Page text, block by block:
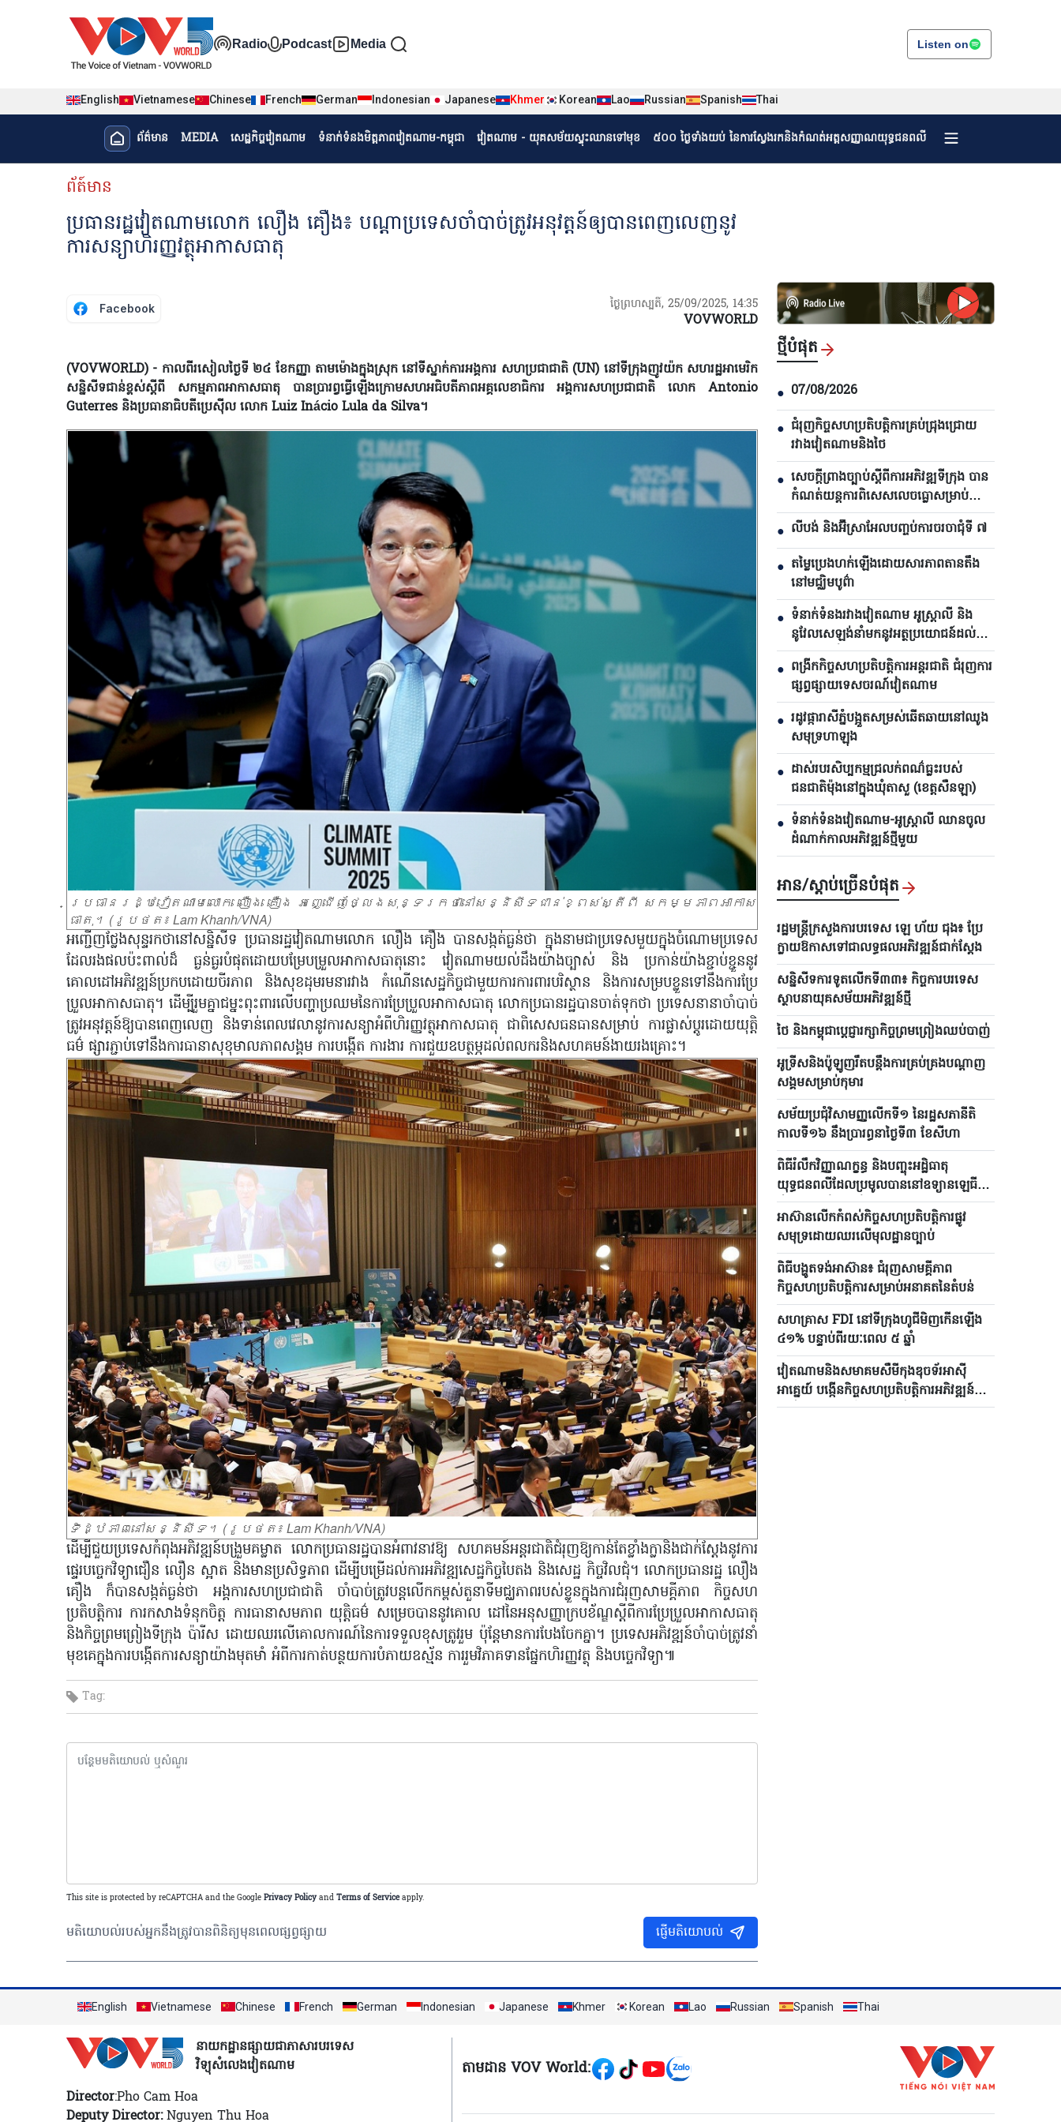
Đa phương tiện tiếng Khmer
Radio Podcast Media Listen on
English Vietnamese Chinese French German Indonesian Japanese Khmer Korean Lao Russian Spanish Thai
Menu trang chủ tiếng Khmer
ព័ត៌មាន​ MEDIA សេដ្ឋកិច្ចវៀតណាម ទំនាក់ទំនងមិត្តភាពវៀតណាម-កម្ពុជា វៀតណាម - យុគសម័យស្ទុះឈានទៅមុខ ៥០០ ថ្ងៃទាំងយប់ នៃការស្វែងរកនិងកំណត់អត្តសញ្ញាណយុទ្ធជនពលី
menu phụ tiếng Khmer
ព័ត៍មាន
ប្រធានរដ្ឋវៀតណាមលោក លឿង គឿង៖ បណ្តាប្រទេសចាំបាច់ត្រូវអនុវត្តន៍ឲ្យបានពេញលេញនូវ
ការសន្យាហិរញ្ញវត្ថុអាកាសធាតុ
Facebook ថ្ងៃព្រហស្បតិ៍, 25/09/2025, 14:35
VOVWORLD
(VOVWORLD) - កាលពីរសៀលថ្ងៃទី ២៤ ខែកញ្ញា តាមម៉ោងក្នុងស្រុក នៅទីស្នាក់ការអង្គការ សហប្រជាជាតិ (UN) នៅទីក្រុងញូវយ៉ក សហរដ្ឋអាមេរិក
សន្និសីទជាន់ខ្ពស់ស្តីពី សកម្មភាពអាកាសធាតុ បានប្រារព្វធ្វើឡើងក្រោមសហអធិបតីភាពអគ្គលេខាធិការ អង្គការសហប្រជាជាតិ លោក Antonio
Guterres និងប្រធានាធិបតីប្រេស៊ីល លោក Luiz Inácio Lula da Silva។
ប្រធានរដ្ឋវៀតណាមលោក លឿង គឿង អញ្ជើញថ្លែងសុន្ទរកថានៅសន្និសីទជាន់ខ្ពស់ស្តីពី សកម្មភាពអាកាស
ធាតុ។ (រូបថត៖ Lam Khanh/VNA)
អញ្ជើញថ្លែងសុន្ទរកថានៅសន្និសីទ ប្រធានរដ្ឋវៀតណាមលោក លឿង គឿង បានសង្កត់ធ្ងន់ថា ក្នុងនាមជាប្រទេសមួយក្នុងចំណោមប្រទេស
ដែលរងផលប៉ះពាល់ដ៏ ធ្ងន់ធ្ងរបំផុតដោយបម្រែបម្រួលអាកាសធាតុនោះ វៀតណាមយល់ដឹងយ៉ាងច្បាស់ និង ប្រកាន់យ៉ាងខ្ជាប់ខ្ជួននូវ
គោលដៅអភិវឌ្ឍន៍ប្រកបដោយចីរភាព និងសុខដុមរមនារវាង កំណើនសេដ្ឋកិច្ចជាមួយការការពារបរិស្ថាន និងការសម្របខ្លួនទៅនឹងការប្រែ
ប្រួលអាកាសធាតុ។ ដើម្បីរួមគ្នាជម្នះពុះពារលើបញ្ហាប្រឈមនៃការប្រែប្រួលអាកាសធាតុ លោកប្រធានរដ្ឋបានចាត់ទុកថា ប្រទេសនានាចាំបាច់
ត្រូវអនុវត្តន៍ឱ្យបានពេញលេញ និងទាន់ពេលវេលានូវការសន្យាអំពីហិរញ្ញវត្ថុអាកាសធាតុ ជាពិសេសធនធានសម្រាប់ ការផ្លាស់ប្តូរដោយយុត្តិ
ធម៌ ផ្សារភ្ជាប់ទៅនឹងការធានាសុខុមាលភាពសង្គម ការបង្កើត ការងារ ការជួយឧបត្ថម្ភដល់ពលករនិងសហគមន៍ងាយរងគ្រោះ។
ទិដ្ឋភាពនៅសន្និសីទ។ (រូបថត៖ Lam Khanh/VNA)
ដើម្បីជួយប្រទេសកំពុងអភិវឌ្ឍន៍បង្រួមគម្លាត លោកប្រធានរដ្ឋបានអំពាវនាវឱ្យ សហគមន៍អន្តរជាតិជំរុញឱ្យកាន់តែខ្លាំងក្លានិងជាក់ស្ដែងនូវការ
ផ្ទេរបច្ចេកវិទ្យាជឿន លឿន ស្អាត និងមានប្រសិទ្ធភាព ដើម្បីបម្រើដល់ការអភិវឌ្ឍសេដ្ឋកិច្ចបៃតង និងសេដ្ឋ កិច្ចវិលជុំ។ លោកប្រធានរដ្ឋ លឿង
គឿង ក៏បានសង្កត់ធ្ងន់ថា អង្គការសហប្រជាជាតិ ចាំបាច់ត្រូវបន្តលើកកម្ពស់តួនាទីមជ្ឈភាពរបស់ខ្លួនក្នុងការជំរុញសាមគ្គីភាព កិច្ចសហ
ប្រតិបត្តិការ ការកសាងទំនុកចិត្ត ការធានាសមភាព យុត្តិធម៌ សម្រេចបាននូវគោល ដៅនៃអនុសញ្ញាក្របខ័ណ្ឌស្តីពីការប្រែប្រួលអាកាសធាតុ
និងកិច្ចព្រមព្រៀងទីក្រុង ប៉ារីស ដោយឈរលើគោលការណ៍នៃការទទួលខុសត្រូវរួម ប៉ុន្តែមានការបែងចែកគ្នា។ ប្រទេសអភិវឌ្ឍន៍ចាំបាច់ត្រូវនាំ
មុខគេក្នុងការបង្កើតការសន្យាយ៉ាងមុតមាំ អំពីការកាត់បន្ថយការបំភាយឧស្ម័ន ការរួមវិភាគទានផ្នែកហិរញ្ញវត្ថុ និងបច្ចេកវិទ្យា៕
Tag:
This site is protected by reCAPTCHA and the Google Privacy Policy and Terms of Serviceapply.
មតិយោបល់របស់អ្នកនឹងត្រូវបានពិនិត្យមុនពេលផ្សព្វផ្សាយ ផ្ញើមតិយោបល់
ថ្មីបំផុត
● 07/08/2026
● ជំរុញកិច្ចសហប្រតិបត្តិការគ្រប់ជ្រុងជ្រោយ
រវាងវៀតណាមនិងថៃ
● សេចក្តីព្រាងច្បាប់ស្តីពីការអភិវឌ្ឍទីក្រុង បាន​
កំណត់យន្តការពិសេសលេចធ្លោសម្រាប់
ទីក្រុងហូជីមិញ
● លីបង់ និងអ៊ីស្រាអែលបញ្ចប់ការចរចាជុំទី ៧​
● តម្លៃប្រេងហក់ឡើងដោយសារភាពតានតឹង
នៅមជ្ឈិមបូព៌ា
● ទំនាក់ទំនងរវាងវៀតណាម អូស្ត្រាលី និង
នូវែលសេឡង់នាំមកនូវអត្ថប្រយោជន៍ដល់
គ្រប់ភាគីទាំងអស់
● ពង្រីកកិច្ចសហប្រតិបត្តិការអន្តរជាតិ ជំរុញការ
ផ្សព្វផ្សាយទេសចរណ៍វៀតណាម
● រដូវផ្ការាសីភ្នំបង្អួតសម្រស់ឆើតឆាយនៅឈូង
សមុទ្រហាឡុង
● ដាស់របរសិប្បកម្មជ្រលក់ពណ៌ធ្លះរបស់
ជនជាតិម៉ុងនៅក្នុងឃុំតាសួ (ខេត្តសឺនឡា)
● ទំនាក់ទំនងវៀតណាម-អូស្ត្រាលី ឈាន​ចូល
ដំណាក់កាលអភិវឌ្ឍន៍ថ្មីមួយ
អាន/ស្តាប់ច្រើនបំផុត
រដ្ឋមន្ត្រីក្រសួងការបរទេស ឡេ ហ័យ ជុង៖ ប្រែ
ក្លាយឱកាសទៅជាលទ្ធផលអភិវឌ្ឍន៍ជាក់ស្តែង
សន្និសីទការទូតលើកទី៣៣៖ កិច្ចការបរទេស
ស្ថាបនាយុគសម័យអភិវឌ្ឍន៍ថ្មី
ថៃ និងកម្ពុជាប្តេជ្ញារក្សាកិច្ចព្រមព្រៀងឈប់បាញ់
អូទ្រីសនិងប៉ូឡូញរឹតបន្តឹងការគ្រប់គ្រងបណ្តាញ
សង្គមសម្រាប់កុមារ
សម័យប្រជុំវិសាមញ្ញលើកទី១ នៃរដ្ឋសភានីតិ
កាលទី១៦ នឹងប្រារព្ធនាថ្ងៃទី៣ ខែសីហា
ពិធីរំលឹកវិញ្ញាណក្ខន្ធ និងបញ្ចុះអដ្ឋិធាតុ
យុទ្ធជនពលីដែលប្រមូលបាននៅឧទ្យានឡេធី
រៀងគ្រោងនឹងប្រព្រឹត្តទៅនៅខែសីហា
អាស៊ានលើកកំពស់កិច្ចសហប្រតិបត្តិការផ្លូវ
សមុទ្រដោយឈរលើមុលដ្ឋានច្បាប់
ពិធីបង្ហូតទង់អាស៊ាន៖ ជំរុញសាមគ្គីភាព
កិច្ចសហប្រតិបត្តិការសម្រាប់អនាគតនៃតំបន់
សហគ្រាស FDI នៅទីក្រុងហូជីមិញកើនឡើង
៤១% បន្ទាប់ពីរយៈពេល ៥ ឆ្នាំ
វៀតណាមនិងសមាគមសឺមីកុងឌុចទ័រអាស៊ី
អាគ្នេយ៍ បង្កើនកិច្ចសហប្រតិបត្តិការអភិវឌ្ឍន៍
ប្រព័ន្ធអេកូឡូស៊ីសឺមីកុងឌុចទ័រ
English Vietnamese Chinese French German Indonesian Japanese Khmer Korean Lao Russian Spanish Thai
នាយកដ្ឋានផ្សាយជាភាសារបរទេស
វិទ្យុសំលេងវៀតណាម
Director:Pho Cam Hoa
Deputy Director:Nguyen Thu Hoa
Mạng xã hội
តាមដាន VOV World: